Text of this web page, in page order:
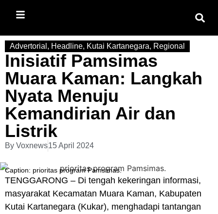
Advertorial , Headline, Kutai Kartanegara, Regional
Inisiatif Pamsimas
Muara Kaman: Langkah
Nyata Menuju
Kemandirian Air dan
Listrik
By Voxnews15 April 2024
Caption: prioritas program Pamsimas.
TENGGARONG – Di tengah kekeringan informasi,
masyarakat Kecamatan Muara Kaman, Kabupaten
Kutai Kartanegara (Kukar), menghadapi tantangan